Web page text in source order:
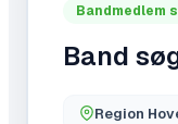
Bandmedlem
Band
Region